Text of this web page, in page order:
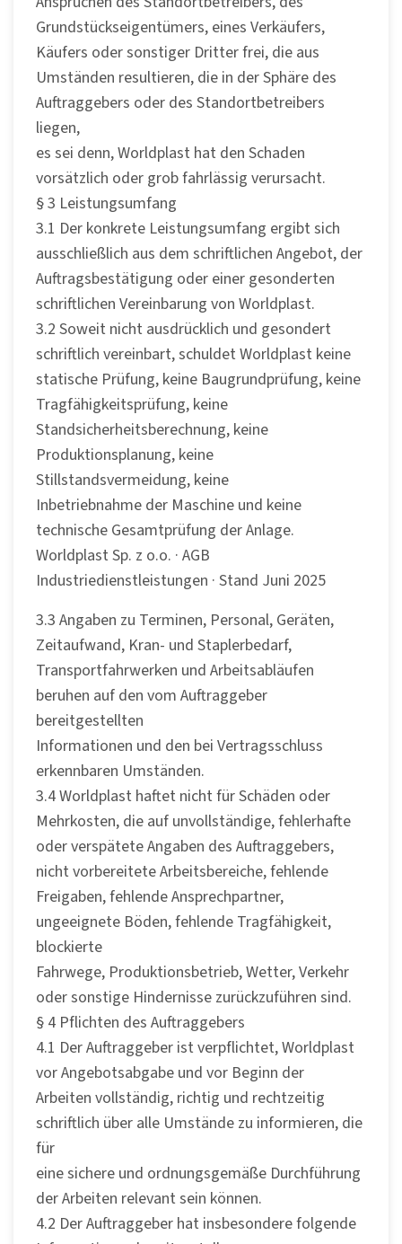
Grundstückseigentümers, eines Verkäufers,
Käufers oder sonstiger Dritter frei, die aus
Umständen resultieren, die in der Sphäre des
Auftraggebers oder des Standortbetreibers
liegen,
es sei denn, Worldplast hat den Schaden
vorsätzlich oder grob fahrlässig verursacht.
§ 3 Leistungsumfang
3.1 Der konkrete Leistungsumfang ergibt sich
ausschließlich aus dem schriftlichen Angebot, der
Auftragsbestätigung oder einer gesonderten
schriftlichen Vereinbarung von Worldplast.
3.2 Soweit nicht ausdrücklich und gesondert
schriftlich vereinbart, schuldet Worldplast keine
statische Prüfung, keine Baugrundprüfung, keine
Tragfähigkeitsprüfung, keine
Standsicherheitsberechnung, keine
Produktionsplanung, keine
Stillstandsvermeidung, keine
Inbetriebnahme der Maschine und keine
technische Gesamtprüfung der Anlage.
Worldplast Sp. z o.o. · AGB
Industriedienstleistungen · Stand Juni 2025
3.3 Angaben zu Terminen, Personal, Geräten,
Zeitaufwand, Kran- und Staplerbedarf,
Transportfahrwerken und Arbeitsabläufen
beruhen auf den vom Auftraggeber
bereitgestellten
Informationen und den bei Vertragsschluss
erkennbaren Umständen.
3.4 Worldplast haftet nicht für Schäden oder
Mehrkosten, die auf unvollständige, fehlerhafte
oder verspätete Angaben des Auftraggebers,
nicht vorbereitete Arbeitsbereiche, fehlende
Freigaben, fehlende Ansprechpartner,
ungeeignete Böden, fehlende Tragfähigkeit,
blockierte
Fahrwege, Produktionsbetrieb, Wetter, Verkehr
oder sonstige Hindernisse zurückzuführen sind.
§ 4 Pflichten des Auftraggebers
4.1 Der Auftraggeber ist verpflichtet, Worldplast
vor Angebotsabgabe und vor Beginn der
Arbeiten vollständig, richtig und rechtzeitig
schriftlich über alle Umstände zu informieren, die
für
eine sichere und ordnungsgemäße Durchführung
der Arbeiten relevant sein können.
4.2 Der Auftraggeber hat insbesondere folgende